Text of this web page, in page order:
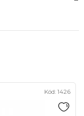
Kód: 1426